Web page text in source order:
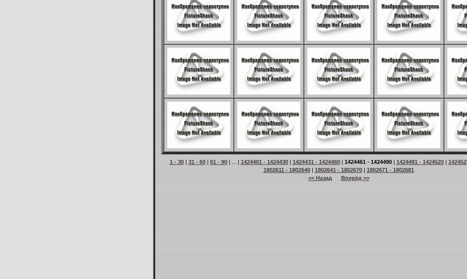
1 - 30| 31 - 60| 61 - 90| ... | 1424401 - 1424430| 1424431 - 1424460| 1424461 - 1424490| 1424491 - 1424520|
1802611 - 1802640| 1802641 - 1802670| 1802671 - 1802681
<< Назад
Вперёд >>